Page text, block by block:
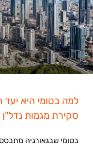
סקירת מגמות
בטומי שבגאורגיה